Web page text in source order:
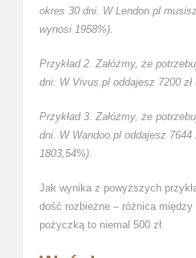
okres 30 dni. W Lendon.pl
wynosi 1958%).
Przykład 2. Załóżmy, że
dni. W Vivus.pl oddajesz 7200
Przykład 3. Załóżmy, że
dni. W Wandoo.pl oddajesz 7644
1803,54%).
Jak wynika z powyższych
dość rozbieżne – różnica
pożyczką to niemal 500 zł.